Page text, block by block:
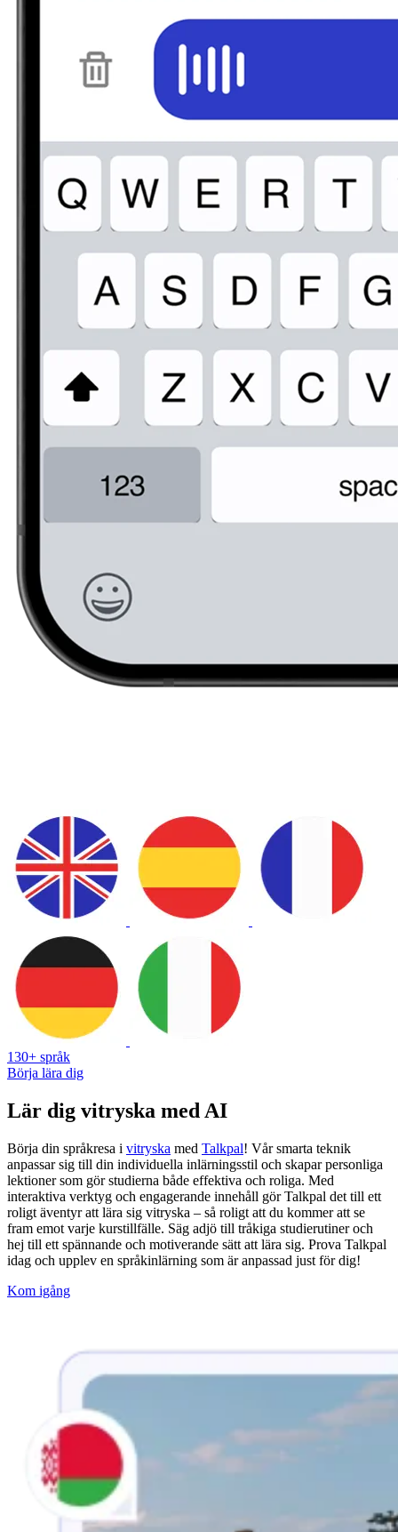
130+ språk
Börja lära dig
Lär dig vitryska med AI
Börja din språkresa i vitryska med Talkpal! Vår smarta teknik
anpassar sig till din individuella inlärningsstil och skapar personliga
lektioner som gör studierna både effektiva och roliga. Med
interaktiva verktyg och engagerande innehåll gör Talkpal det till ett
roligt äventyr att lära sig vitryska – så roligt att du kommer att se
fram emot varje kurstillfälle. Säg adjö till tråkiga studierutiner och
hej till ett spännande och motiverande sätt att lära sig. Prova Talkpal
idag och upplev en språkinlärning som är anpassad just för dig!
Kom igång